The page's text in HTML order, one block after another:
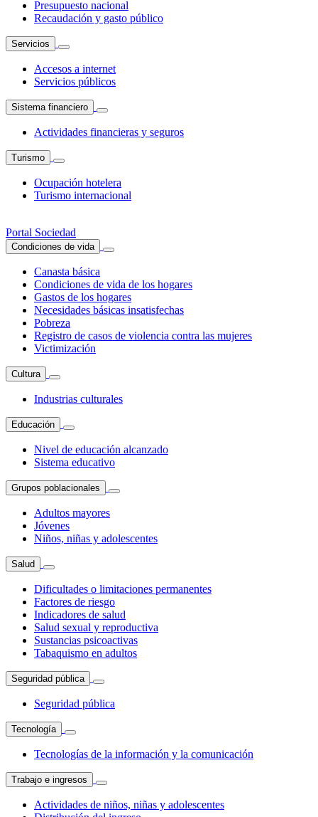
Presupuesto nacional
Recaudación y gasto público
Servicios
Accesos a internet
Servicios públicos
Sistema financiero
Actividades financieras y seguros
Turismo
Ocupación hotelera
Turismo internacional
Portal Sociedad
Condiciones de vida
Canasta básica
Condiciones de vida de los hogares
Gastos de los hogares
Necesidades básicas insatisfechas
Pobreza
Registro de casos de violencia contra las mujeres
Victimización
Cultura
Industrias culturales
Educación
Nivel de educación alcanzado
Sistema educativo
Grupos poblacionales
Adultos mayores
Jóvenes
Niños, niñas y adolescentes
Salud
Dificultades o limitaciones permanentes
Factores de riesgo
Indicadores de salud
Salud sexual y reproductiva
Sustancias psicoactivas
Tabaquismo en adultos
Seguridad pública
Seguridad pública
Tecnología
Tecnologías de la información y la comunicación
Trabajo e ingresos
Actividades de niños, niñas y adolescentes